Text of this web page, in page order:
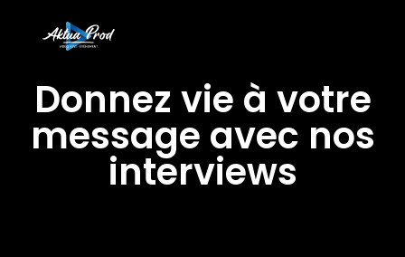
Donnez vie à votre
message avec nos
interviews